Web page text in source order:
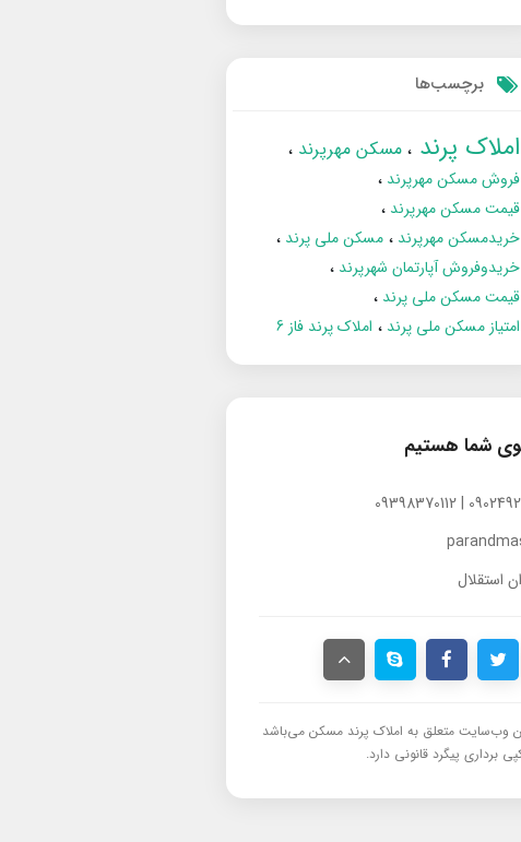
برچسب‌ها
املاک پرند مسکن مهرپرند
فروش مسکن مهرپرند
قیمت مسکن مهرپرند
خریدمسکن مهرپرند
مسکن ملی پرند
خریدوفروش آپارتمان شهرپرند
قیمت مسکن ملی پرند
امتیاز مسکن ملی پرند
املاک پرند فاز 6
شما هستیم
استقلال
وب‌سایت متعلق به املاک پرند مسکن می‌باشد
برداری پیگرد قانونی دارد.